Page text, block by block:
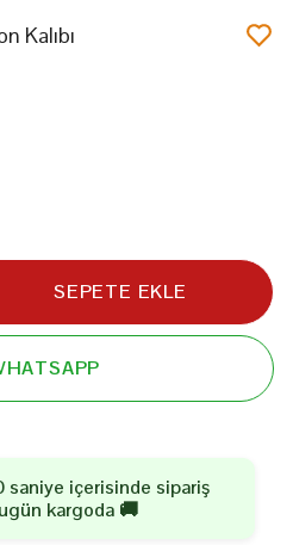
Kalıbı
SEPETE EKLE
saniye içerisinde sipariş
kargoda 🚚